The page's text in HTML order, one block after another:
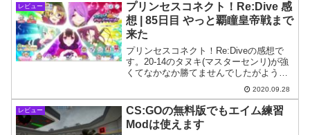
レビュー
プリンセスコネクト！Re:Dive 感
想 | 85日目 やっと覇瞳皇帝戦まで
来た
プリンセスコネクト！Re:Diveの感想で
す。20-14のタヌキ(マスターセンリ)が強
くてなかなか勝てませんでしたがようや
く突破できたので編成など紹介。2020.09.28
レビュー
CS:GOの無料版でもエイム練習
Modは使えます